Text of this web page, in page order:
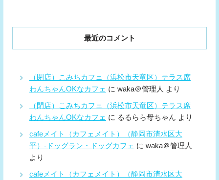
最近のコメント
（閉店）こみちカフェ（浜松市天竜区）テラス席
わんちゃんOKなカフェ に waka＠管理人 より
（閉店）こみちカフェ（浜松市天竜区）テラス席
わんちゃんOKなカフェ に るるらら母ちゃん より
cafeメイト（カフェメイト）（静岡市清水区大
平）-ドッグラン・ドッグカフェ に waka＠管理人
より
cafeメイト（カフェメイト）（静岡市清水区大